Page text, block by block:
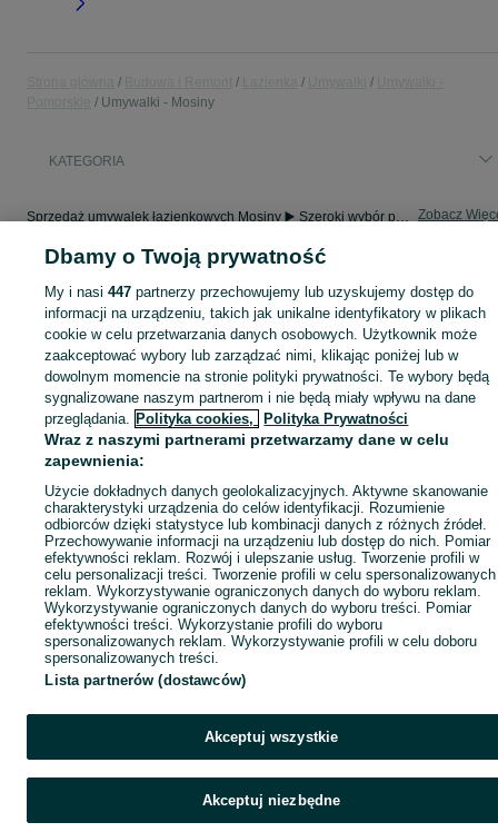
Umywalki - Mosiny
KATEGORIA
Sprzedaż umywalek łazienkowych Mosiny ▶️ Szeroki wybór produktów ✅ Nowe i używane w atrakcyjnych cenach ✌ Sprawdź oferty i kupuj tanio na OLX.pl! Zobacz
Mapa miejscowości
Mapa ministron
Popularne wyszukiwania
Dbamy o Twoją prywatność
My i nasi447 partnerzy przechowujemy lub uzyskujemy dostęp do
informacji na urządzeniu, takich jak unikalne identyfikatory w plikach
cookie w celu przetwarzania danych osobowych. Użytkownik może
zaakceptować wybory lub zarządzać nimi, klikając poniżej lub w
dowolnym momencie na stronie polityki prywatności. Te wybory będą
sygnalizowane naszym partnerom i nie będą miały wpływu na dane
przeglądania. Polityka cookies, Polityka Prywatności
Wraz z naszymi partnerami przetwarzamy dane w celu
zapewnienia:
Użycie dokładnych danych geolokalizacyjnych. Aktywne skanowanie
charakterystyki urządzenia do celów identyfikacji. Rozumienie
odbiorców dzięki statystyce lub kombinacji danych z różnych źródeł.
Przechowywanie informacji na urządzeniu lub dostęp do nich. Pomiar
efektywności reklam. Rozwój i ulepszanie usług. Tworzenie profili w
celu personalizacji treści. Tworzenie profili w celu spersonalizowanych
reklam. Wykorzystywanie ograniczonych danych do wyboru reklam.
Wykorzystywanie ograniczonych danych do wyboru treści. Pomiar
efektywności treści. Wykorzystanie profili do wyboru
spersonalizowanych reklam. Wykorzystywanie profili w celu doboru
spersonalizowanych treści.
Lista partnerów (dostawców)
Akceptuj wszystkie
Akceptuj niezbędne